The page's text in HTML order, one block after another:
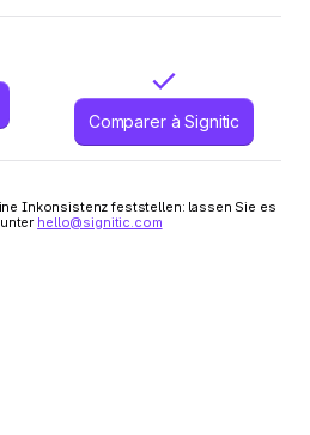
Comparer à Signitic
Inkonsistenz feststellen: lassen Sie es
hello@signitic.com